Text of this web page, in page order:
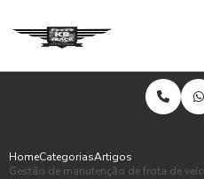
HomeCategoriasArtigos
Gestão de manutenção de frota de